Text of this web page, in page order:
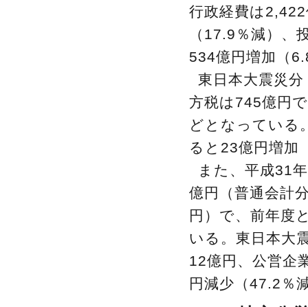
行政経費は
（17.9％減）、
534億円増加（
東日本大震災
方税は745億円
どとなっている
ると23億円増加
また、平成31
億円（普通会計
円）で、前年度
いる。東日本大
12億円、公営企
円減少（47.2％